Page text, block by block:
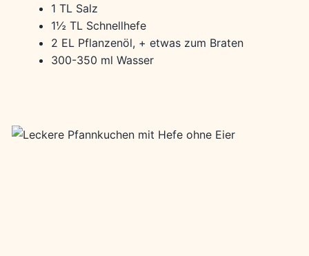
1 TL Salz
1½ TL Schnellhefe
2 EL Pflanzenöl, + etwas zum Braten
300-350 ml Wasser